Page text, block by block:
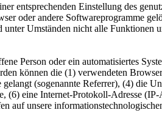
entsprechenden Einstellung des
oder andere Softwareprogramme
Umständen nicht alle Funktionen
Person oder ein automatisiertes
können die (1) verwendeten
(sogenannte Referrer), (4) die
eine Internet-Protokoll-Adresse
auf unsere